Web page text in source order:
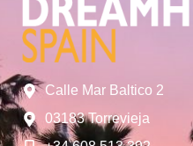
Calle Mar Baltico 2
03183 Torrevieja